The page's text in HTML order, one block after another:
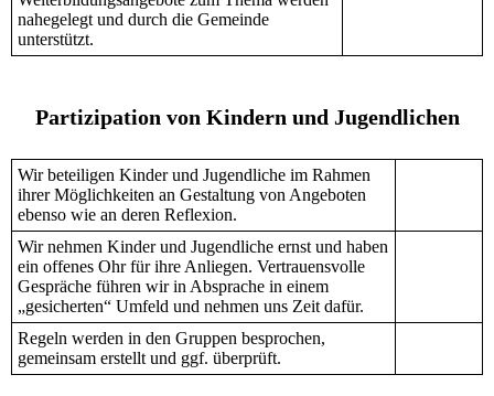
nahegelegt und durch die Gemeinde
unterstützt.
Partizipation von Kindern und Jugendlichen
Wir beteiligen Kinder und Jugendliche im Rahmen
ihrer Möglichkeiten an Gestaltung von Angeboten
ebenso wie an deren Reflexion.
Wir nehmen Kinder und Jugendliche ernst und haben
ein offenes Ohr für ihre Anliegen. Vertrauensvolle
Gespräche führen wir in Absprache in einem
„gesicherten“ Umfeld und nehmen uns Zeit dafür.
Regeln werden in den Gruppen besprochen,
gemeinsam erstellt und ggf. überprüft.